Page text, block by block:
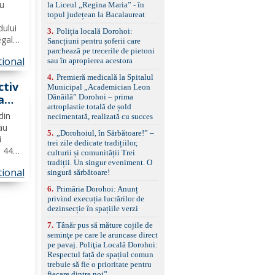
44
panoramică, geamuri
spate fumurii Carlig de
remorcare Bonus: -
Covorașe textile montate
pe mașină. -Ofer și un
set de covorașe din
împreună cu un set de
anvelope de iarnă.
la Liceul „Regina Maria” - în
topul județean la Bacalaureat
3. Poliția locală Dorohoi:
Sancțiuni pentru șoferii care
parchează pe trecerile de pietoni
sau în apropierea acestora
4. Premieră medicală la Spitalul
Municipal „Academician Leon
Dănăilă” Dorohoi – prima
artroplastie totală de șold
necimentată, realizată cu succes
5.
„Dorohoiul, în Sărbătoare!” –
trei zile dedicate tradițiilor,
culturii și comunității Trei
tradiții. Un singur eveniment. O
singură sărbătoare!
6. Primăria Dorohoi: Anunț
privind execuția lucrărilor de
dezinsecție în spațiile verzi
7. Tânăr pus să măture cojile de
seminţe pe care le aruncase direct
pe pavaj. Poliţia Locală Dorohoi:
Respectul față de spațiul comun
trebuie să fie o prioritate pentru